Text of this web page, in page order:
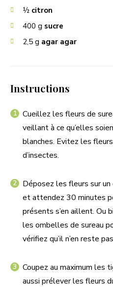
½ citron
400 g sucre
2,5 g agar agar
Instructions
Cueillez les fleurs de
veillant à ce qu’elles
blanches. Evitez les
d’insectes.
Déposez les fleurs sur
et attendez 30 minutes
présents s’en aillent. Ou
les ombelles de sureau
vérifiez qu’il n’en reste
Coupez au maximum les
aussi prélever les fleurs